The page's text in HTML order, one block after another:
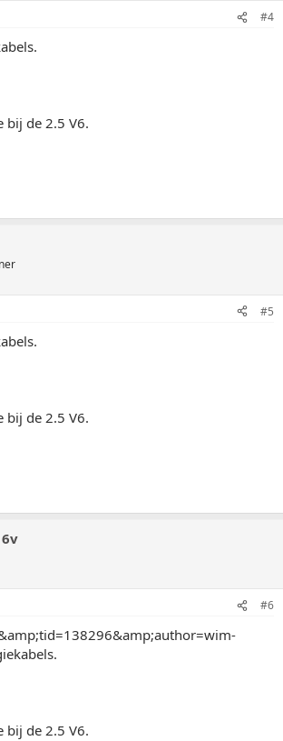
#4
bij de 2.5 V6.
#5
bij de 2.5 V6.
#6
bij de 2.5 V6.